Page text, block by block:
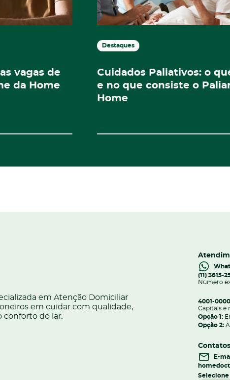
vagas de
da Home
Destaques
Cuidados Paliativos: o
e no que consiste o
Home
em Atenção Domiciliar
em cuidar com qualidade,
conforto do lar.
(11) 3615-
Número
4001-0000
Capitais e
Opção 1:
Opção 2:
E-
Selecione